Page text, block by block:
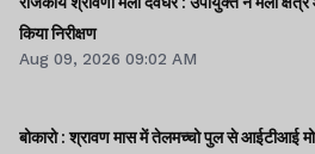
किया निरीक्षण
Aug 09, 2026 09:02 AM
बोकारो : श्रावण मास में तेलमच्चो पुल से आईटीआई